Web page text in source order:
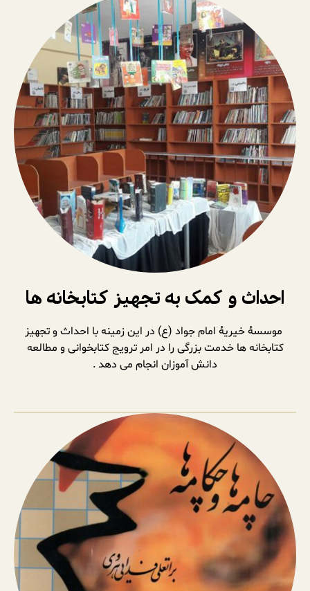
احداث و کمک به تجهیز کتابخانه ها
موسسۀ خیریۀ امام جواد (ع) در این زمینه با احداث و تجهیز
کتابخانه ها خدمت بزرگی را در امر ترویج کتابخوانی و مطالعه
دانش آموزان انجام می دهد .